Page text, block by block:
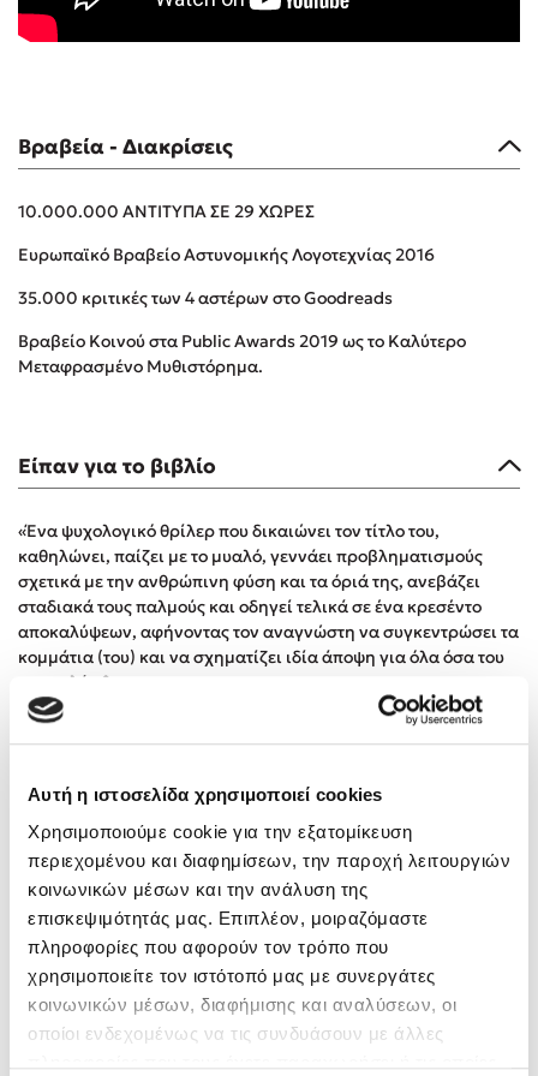
Αυτή η ιστοσελίδα χρησιμοποιεί cookies
Χρησιμοποιούμε cookie για την εξατομίκευση
περιεχομένου και διαφημίσεων, την παροχή λειτουργιών
κοινωνικών μέσων και την ανάλυση της
επισκεψιμότητάς μας. Επιπλέον, μοιραζόμαστε
πληροφορίες που αφορούν τον τρόπο που
χρησιμοποιείτε τον ιστότοπό μας με συνεργάτες
κοινωνικών μέσων, διαφήμισης και αναλύσεων, οι
οποίοι ενδεχομένως να τις συνδυάσουν με άλλες
Προσεχείς εκδηλώσεις
Ο Στέφανος Ξενάκης στη Χίο
Βιβλίου στο Πεδίον του Άρεως
54o Φεστιβάλ Βιβλίου στο Πεδίον του Άρεως
Βραβεία - Διακρίσεις
10.000.000 ΑΝΤΙΤΥΠΑ ΣΕ 29 ΧΩΡΕΣ
Ευρωπαϊκό Βραβείο Αστυνομικής Λογοτεχνίας 2016
35.000 κριτικές των 4 αστέρων στο Goodreads
Βραβείο Κοινού στα Public Awards 2019 ως το Καλύτερο
Mεταφρασμένο Mυθιστόρημα.
Είπαν για το βιβλίο
«Ένα ψυχολογικό θρίλερ που δικαιώνει τον τίτλο του,
καθηλώνει, παίζει με το μυαλό, γεννάει προβληματισμούς
σχετικά με την ανθρώπινη φύση και τα όριά της, ανεβάζει
σταδιακά τους παλμούς και οδηγεί τελικά σε ένα κρεσέντο
αποκαλύψεων, αφήνοντας τον αναγνώστη να συγκεντρώσει τα
κομμάτια (του) και να σχηματίζει ιδία άποψη για όλα όσα του
αποκαλύφθηκαν.»
Χρύσα Βασιλείου, Bookcity
ένταση και στην ηρεμία και σε οδηγεί αργά και σταθερά σε
μια απρόβλεπτη και δυνατή εξέλιξη της ιστορίας, χωρίς να
σου αφήνει σκιές και ερωτηματικά στο τέλος.
Μαρία Κουλούρη, vivlia4u
Ο κορυφαίος των Γερμανών συγγραφέων best sellers
Die Welt
O No 1 συγγραφέας θρίλερ στη Γερμανία.
Bild